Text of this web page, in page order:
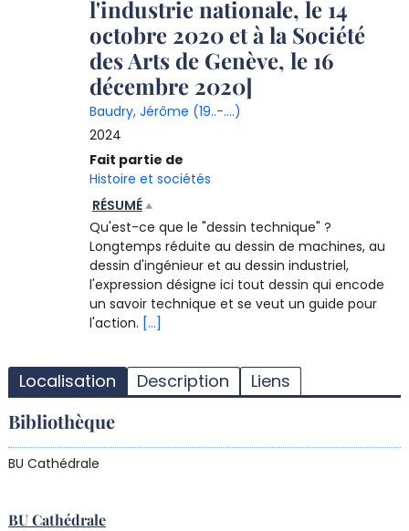
l'industrie nationale, le 14
octobre 2020 et à la Société
des Arts de Genève, le 16
décembre 2020]
Baudry, Jérôme (19..-....)
2024
Fait partie de
Histoire et sociétés
RÉSUMÉ
Qu'est-ce que le "dessin technique" ?
Longtemps réduite au dessin de machines, au
dessin d'ingénieur et au dessin industriel,
l'expression désigne ici tout dessin qui encode
un savoir technique et se veut un guide pour
l'action. [...]
Localisation Description Liens
Bibliothèque
BU Cathédrale
BU Cathédrale